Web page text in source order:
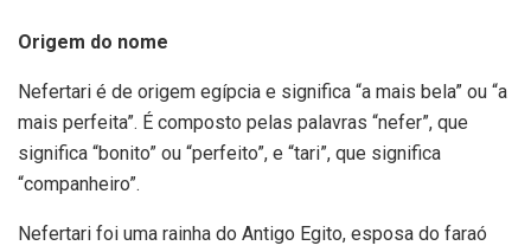
Origem do nome
Nefertari é de origem egípcia e significa “a mais bela” ou “a
mais perfeita”. É composto pelas palavras “nefer”, que
significa “bonito” ou “perfeito”, e “tari”, que significa
“companheiro”.
Nefertari foi uma rainha do Antigo Egito, esposa do faraó